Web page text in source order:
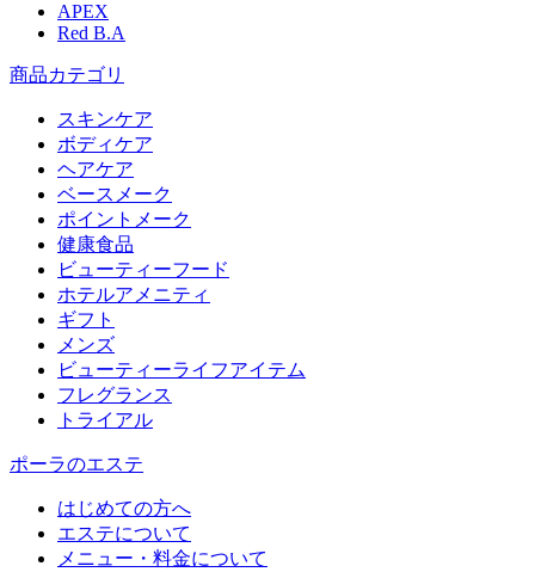
APEX
Red B.A
商品カテゴリ
スキンケア
ボディケア
ヘアケア
​ベースメーク​
ポイントメーク​
健康食品
ビューティーフード
ホテルアメニティ
ギフト
メンズ
ビューティーライフアイテム
フレグランス
トライアル
ポーラのエステ
はじめての方へ
エステについて
メニュー・料金について